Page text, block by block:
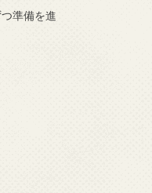
準備を進